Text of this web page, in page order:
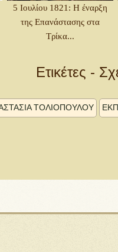
5 Ιουλίου 1821: Η έναρξη
της Επανάστασης στα
Τρίκα...
Ετικέτες -
ΤΟΛΙΟΠΟΎΛΟΥ